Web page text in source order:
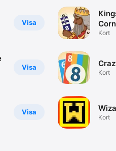
Visa
Visa
Visa
Kort
Kort
Kort